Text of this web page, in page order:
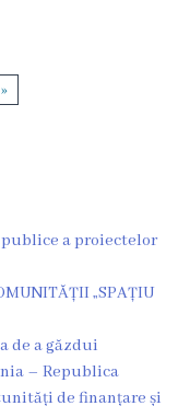
»
a proiectelor
„SPAȚIU
de a găzdui
– Republica
de finanțare și